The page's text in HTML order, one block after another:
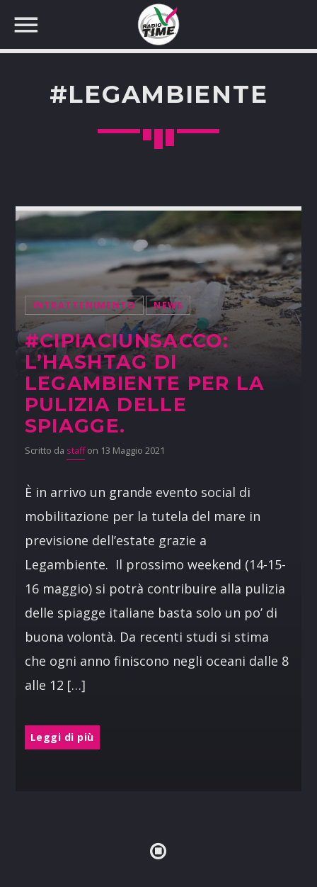
#LEGAMBIENTE
INTRATTENIMENTO NEWS
#CIPIACIUNSACCO:
L’HASHTAG DI
LEGAMBIENTE PER LA
PULIZIA DELLE
SPIAGGE.
Scritto da staffon 13 Maggio 2021
È in arrivo un grande evento social di
mobilitazione per la tutela del mare in
previsione dell’estate grazie a
Legambiente. Il prossimo weekend (14-15-
16 maggio) si potrà contribuire alla pulizia
delle spiagge italiane basta solo un po’ di
buona volontà. Da recenti studi si stima
che ogni anno finiscono negli oceani dalle 8
alle 12 […]
Leggi di più